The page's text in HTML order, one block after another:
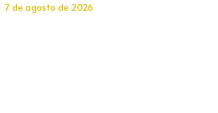
7 de agosto de 2026